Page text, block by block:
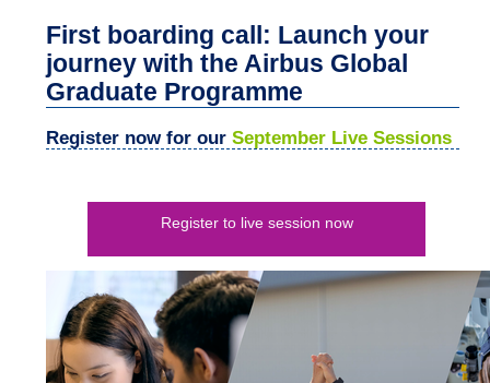
First boarding call: Launch your
journey with the Airbus Global
Graduate Programme
Register now for our September Live Sessions
Register to live session now